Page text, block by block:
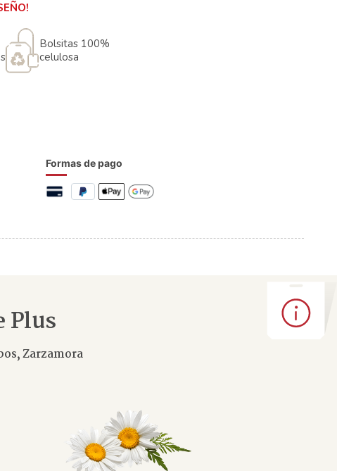
Bolsitas 100%
celulosa
Formas de pago
Plus
Zarzamora